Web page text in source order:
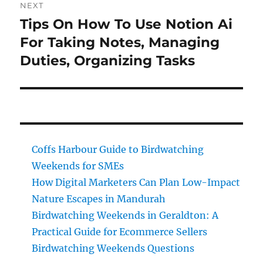
NEXT
Next
post:
Tips On How To Use Notion Ai
For Taking Notes, Managing
Duties, Organizing Tasks
Coffs Harbour Guide to Birdwatching
Weekends for SMEs
How Digital Marketers Can Plan Low-Impact
Nature Escapes in Mandurah
Birdwatching Weekends in Geraldton: A
Practical Guide for Ecommerce Sellers
Birdwatching Weekends Questions